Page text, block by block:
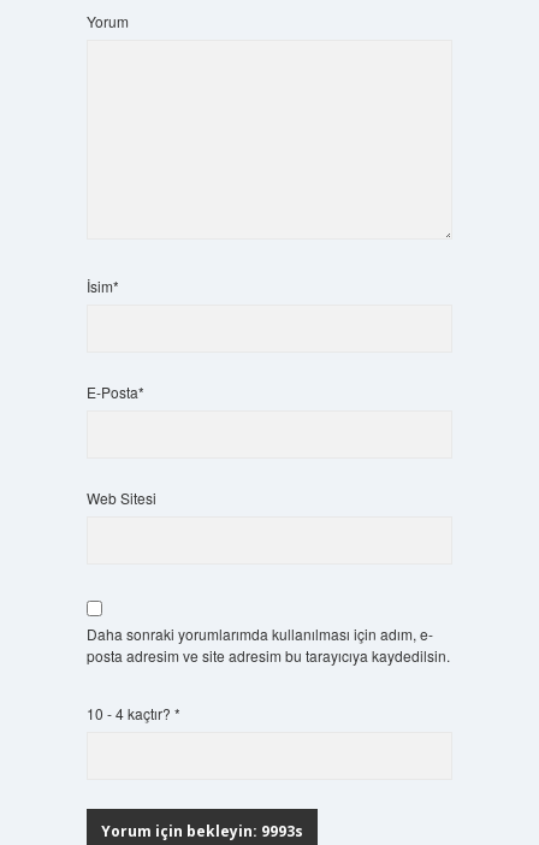
Yorum
İsim*
E-Posta*
Web Sitesi
Daha sonraki yorumlarımda kullanılması için adım, e-
posta adresim ve site adresim bu tarayıcıya kaydedilsin.
10 - 4 kaçtır? *